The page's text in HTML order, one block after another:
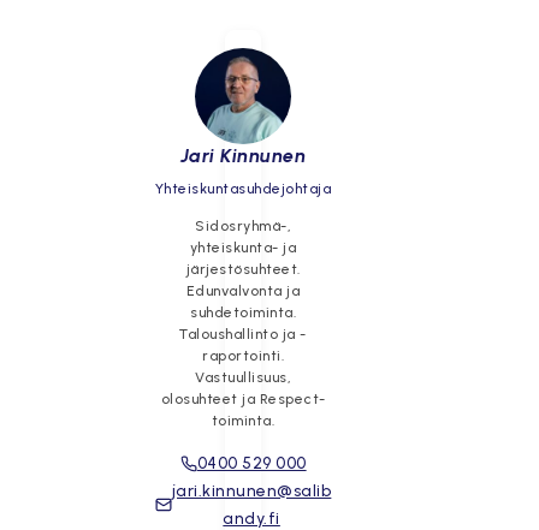
Jari Kinnunen
Yhteiskuntasuhdejohtaja
Sidosryhmä-,
yhteiskunta- ja
järjestösuhteet.
Edunvalvonta ja
suhdetoiminta.
Taloushallinto ja -
raportointi.
Vastuullisuus,
olosuhteet ja Respect-
toiminta.
0400 529 000
jari.kinnunen@salib
andy.fi